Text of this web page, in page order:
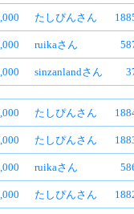
たしぴんさん
ruikaさん
sinzanlandさん
たしぴんさん
たしぴんさん
ruikaさん
たしぴんさん